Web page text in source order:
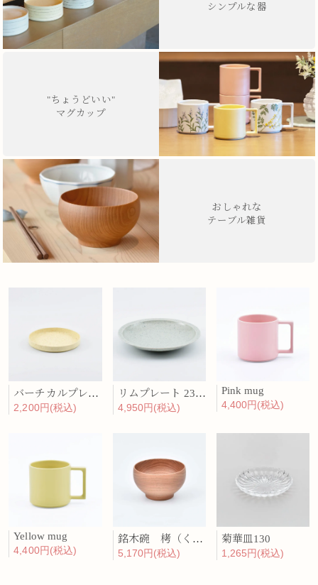
シンプルな器
"ちょうどいい"
マグカップ
おしゃれな
テーブル雑貨
バーチカルプレート 15cm 化粧土
2,200円(税込)
リムプレート 23cm 呉須散
4,950円(税込)
Pink mug
4,400円(税込)
Yellow mug
4,400円(税込)
銘木碗 栲（くるみ）
5,170円(税込)
菊華皿130
1,265円(税込)